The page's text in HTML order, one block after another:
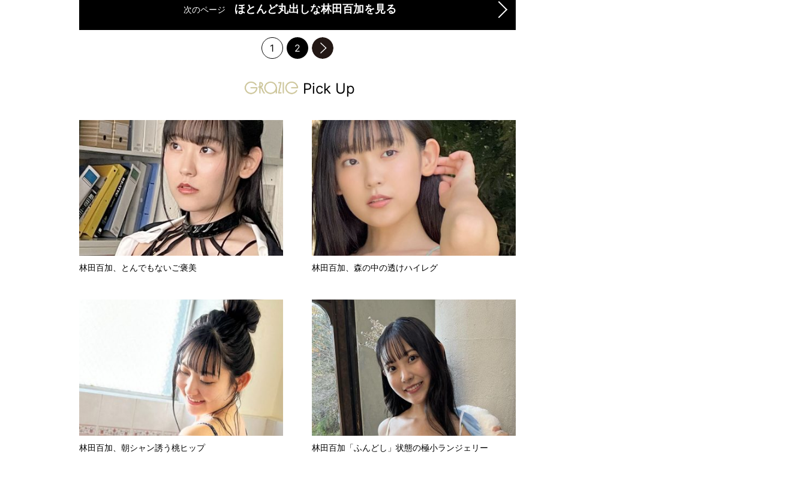
次のページ ほとんど丸出しな林田百加を見る
1 2
次のページへ
gravure-grazie
Pick Up
林田百加、とんでもないご褒美 林田百加、森の中の透けハイレグ
林田百加、朝シャン誘う桃ヒップ 林田百加「ふんどし」状態の極小ランジェリー